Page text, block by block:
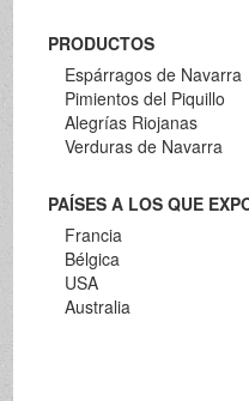
PRODUCTOS
Espárragos de Navarra
Pimientos del Piquillo
Alegrías Riojanas
Verduras de Navarra
PAÍSES A LOS QUE
Francia
Bélgica
USA
Australia